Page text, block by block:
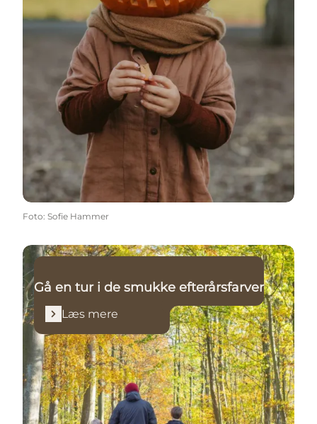
Foto: Sofie Hammer
Læs mere
Gå en tur i de smukke efterårsfarver
Læs mere